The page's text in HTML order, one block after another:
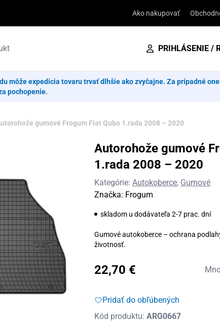
Ako nakupovať
PRIHLÁSENIE /
môže expedícia tovaru trvať dlhšie ako zvyčajne. Za prípadné
pochopenie.
gumové Frogum Fiat Qubo 1.rada 2008 – 2020
Autorohože gumové
1.rada 2008 – 2020
Kategórie: Autokoberce, Gumové
Značka: Frogum
skladom u dodávateľa 2-7 prac. dní
Gumové autokoberce – ochrana
životnosť.
22,70 €
Pridať do obľúbených
Kód produktu: ARG0667